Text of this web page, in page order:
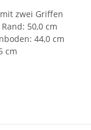
zwei Griffen
50,0 cm
44,0 cm
cm